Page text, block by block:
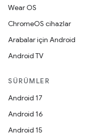
Wear OS
ChromeOS cihazlar
Arabalar için Android
Android TV
SÜRÜMLER
Android 17
Android 16
Android 15